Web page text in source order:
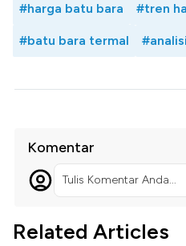
#harga batu bara #tren
#batu bara termal
Komentar
Tulis Komentar Anda...
Related Articles